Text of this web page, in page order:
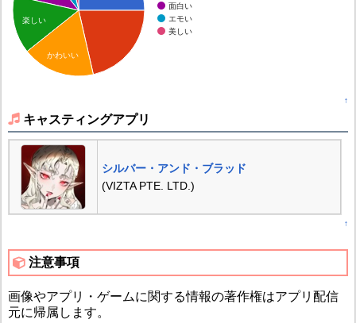
面白い
エモい
美しい
楽しい
かわいい
↑
キャスティングアプリ
シルバー・アンド・ブラッド
(VIZTA PTE. LTD.)
↑
注意事項
画像やアプリ・ゲームに関する情報の著作権はアプリ配信
元に帰属します。